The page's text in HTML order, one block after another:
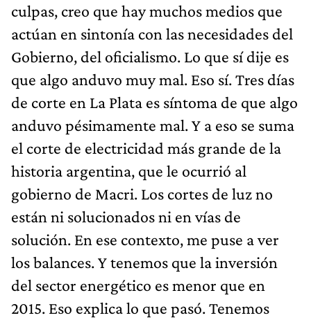
culpas, creo que hay muchos medios que
actúan en sintonía con las necesidades del
Gobierno, del oficialismo. Lo que sí dije es
que algo anduvo muy mal. Eso sí. Tres días
de corte en La Plata es síntoma de que algo
anduvo pésimamente mal. Y a eso se suma
el corte de electricidad más grande de la
historia argentina, que le ocurrió al
gobierno de Macri. Los cortes de luz no
están ni solucionados ni en vías de
solución. En ese contexto, me puse a ver
los balances. Y tenemos que la inversión
del sector energético es menor que en
2015. Eso explica lo que pasó. Tenemos